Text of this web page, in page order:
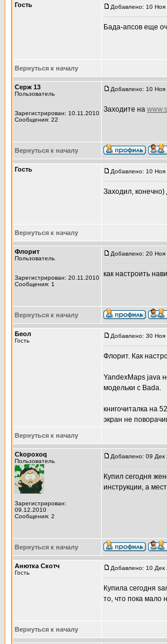
Гость Добавлено: 10 Ноя
Бада-апсов еще
Вернуться к началу
Серж 13
Пользователь
Зарегистрирован: 10.11.2010
Сообщения: 22
Добавлено: 10 Ноя
Заходите на
Вернуться к началу
Гость Добавлено: 10 Ноя
Заходил,
Вернуться к началу
Флорит
Пользователь
Зарегистрирован: 20.11.2010
Сообщения: 1
Добавлено: 20 Ноя
как настроить
Вернуться к началу
Беол
Гость
Добавлено: 30 Ноя
Флорит. Как
YandexMaps java
модельки с Bada.
книгочиталка на
экран не
Вернуться к началу
Ckopoxoq
Пользователь
Зарегистрирован:
09.12.2010
Сообщения: 2
Добавлено: 09 Дек
Купил сегодня
инструкции, а
Вернуться к началу
Анютка Скотч
Гость
Добавлено: 10 Дек
Купила сегодня
то, что пока мало
Вернуться к началу